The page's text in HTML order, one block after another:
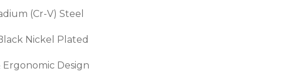
(Cr-V) Steel
Nickel Plated
Ergonomic Design